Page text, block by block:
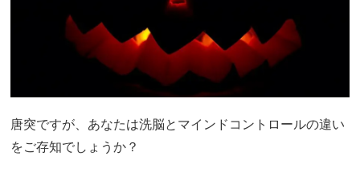
唐突ですが、あなたは洗脳とマインドコントロールの違い
をご存知でしょうか？